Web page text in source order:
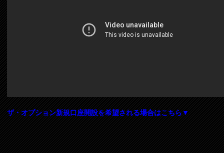
ザ・オプション新規口座開設を希望される場合はこちら▼